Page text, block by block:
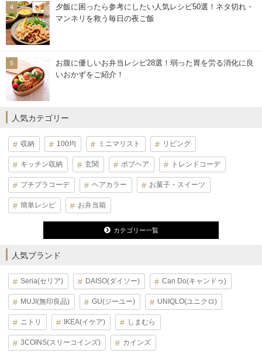
夕飯に困ったら参考にしたい人気レシピ50選！ネタ切れ・
マンネリを救う毎日の夜ご飯
お腹に優しいお弁当レシピ28選！弱った胃を労る消化に良
いおかずをご紹介！
人気カテゴリー
収納 100均 ミニマリスト リビング
キッチン収納 玄関 ボブヘア トレンドコーデ
プチプラコーデ ヘアカラー お菓子・スイーツ
簡単レシピ お弁当箱
カテゴリー一覧
人気ブランド
Seria(セリア) DAISO(ダイソー) Can Do(キャンドゥ)
MUJI(無印良品) GU(ジーユー) UNIQLO(ユニクロ)
ニトリ IKEA(イケア) しまむら
3COINS(スリーコインズ) カインズ